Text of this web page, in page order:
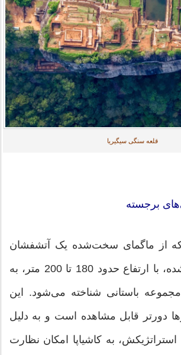
قلعه سنگی سیگیریا
برجسته
که از ماگمای سخت‌شده یک آتشفشان
باستانی تشکیل شده، با ارتفاع حدود 180 تا 200 متر، به
باستانی شناخته می‌شود. این
دورتر قابل مشاهده است و به دلیل
به کاشیاپا امکان نظارت